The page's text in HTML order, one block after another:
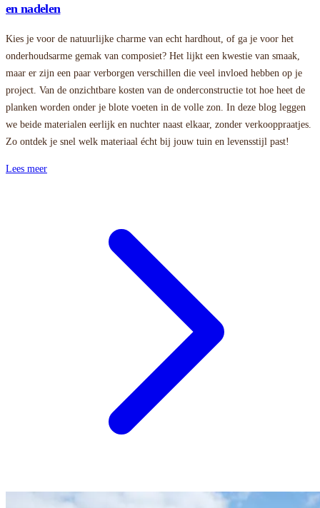
en nadelen
Kies je voor de natuurlijke charme van echt hardhout, of ga je voor het
onderhoudsarme gemak van composiet? Het lijkt een kwestie van smaak,
maar er zijn een paar verborgen verschillen die veel invloed hebben op je
project. Van de onzichtbare kosten van de onderconstructie tot hoe heet de
planken worden onder je blote voeten in de volle zon. In deze blog leggen
we beide materialen eerlijk en nuchter naast elkaar, zonder verkooppraatjes.
Zo ontdek je snel welk materiaal écht bij jouw tuin en levensstijl past!
Lees meer